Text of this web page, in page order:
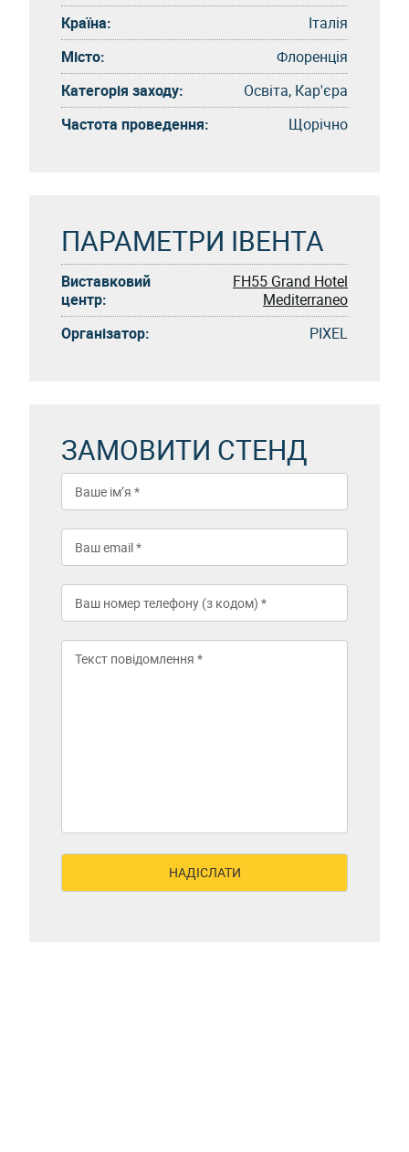
Країна:
Італія
Місто:
Флоренція
Категорія заходу:
Освіта, Кар'єра
Частота проведення:
Щорічно
ПАРАМЕТРИ ІВЕНТА
Виставковий
центр:
FH55 Grand Hotel
Mediterraneo
Організатор:
PIXEL
ЗАМОВИТИ СТЕНД